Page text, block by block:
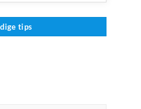
tips